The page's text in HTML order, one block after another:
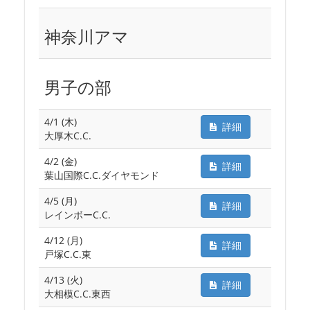
神奈川アマ
男子の部
4/1 (木)
大厚木C.C.
詳細
4/2 (金)
葉山国際C.C.ダイヤモンド
詳細
4/5 (月)
レインボーC.C.
詳細
4/12 (月)
戸塚C.C.東
詳細
4/13 (火)
大相模C.C.東西
詳細